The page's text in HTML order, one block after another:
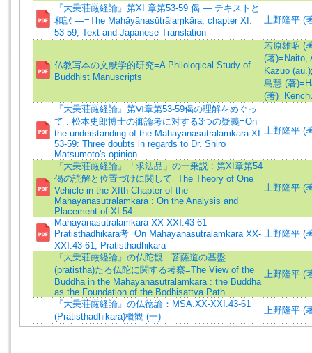
『大乗荘厳経論』第XI 章第53-59 偈 — テキストと
和訳 —=The Mahāyānasūtrālaṃkāra, chapter XI.
53-59, Text and Japanese Translation
上野隆平 (
仏教写本の文献学的研究=A Philological Study of
Buddhist Manuscripts
若原雄昭 (
(著)=Naito,
Kazuo (au.)
島慧 (著
(著
『大乗荘厳経論』第Ⅵ章第53-59偈の理解をめぐっ
て : 松本史郎博士の御論考に対する3つの疑義=On
the understanding of the Mahayanasutralamkara XI.
53-59: Three doubts in regards to Dr. Shiro
Matsumoto's opinion
上野隆平 (
『大乗荘厳経論』「求法品」の一乗説 : 第XI章第54
偈の読解と位置づけに関して=The Theory of One
Vehicle in the XIth Chapter of the
Mahayanasutralamkara : On the Analysis and
Placement of XI.54
上野隆平 (
Mahayanasutralamkara ⅩⅩ-ⅩⅩⅠ.43-61
Pratisthadhikara考=On Mahayanasutralamkara ⅩⅩ-
ⅩⅩⅠ.43-61, Pratisthadhikara
上野隆平 (
『大乗荘厳経論』の仏陀観 : 菩薩道の基盤
(pratistha)たる仏陀に関する考察=The View of the
Buddha in the Mahayanasutralamkara : the Buddha
as the Foundation of the Bodhisattva Path
上野隆平 (
『大乗荘厳経論』の仏徳論：MSA.XX-XXI.43-61
(Pratisthadhikara)概観 (一)
上野隆平 (